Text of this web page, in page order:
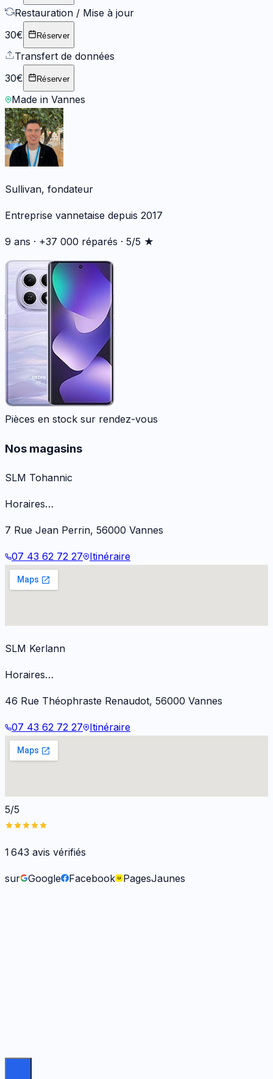
Restauration / Mise à jour
30€
Réserver
Transfert de données
30€
Réserver
Made in Vannes
Sullivan, fondateur
Entreprise vannetaise depuis 2017
9 ans · +37 000 réparés · 5/5 ★
Pièces en stock sur rendez-vous
Nos magasins
SLM Tohannic
Horaires…
7 Rue Jean Perrin, 56000 Vannes
07 43 62 72 27 Itinéraire
SLM Kerlann
Horaires…
46 Rue Théophraste Renaudot, 56000 Vannes
07 43 62 72 27 Itinéraire
5/5
1 643 avis vérifiés
sur Google Facebook PagesJaunes